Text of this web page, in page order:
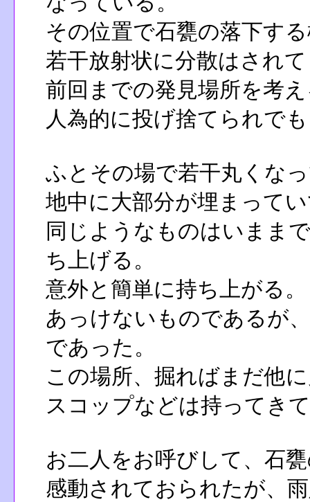
その位置で石甕の落下す
若干放射状に分散はされ
前回までの発見場所を考
人為的に投げ捨てられで
ふとその場で若干丸くな
地中に大部分が埋まって
同じようなものはいまま
ち上げる。
意外と簡単に持ち上がる。
あっけないものであるが
であった。
この場所、掘ればまだ他
スコップなどは持ってき
お二人をお呼びして、石
感動されておられたが、